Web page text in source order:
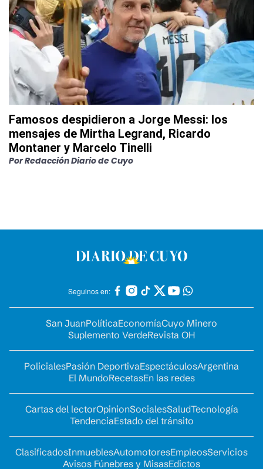
Famosos despidieron a Jorge Messi: los
mensajes de Mirtha Legrand, Ricardo
Montaner y Marcelo Tinelli
PorRedacción Diario de Cuyo
Seguinos en:
San JuanPolíticaEconomíaCuyo Minero
Suplemento VerdeRevista OH
PolicialesPasión DeportivaEspectáculosArgentina
El MundoRecetasEn las redes
Cartas del lectorOpinionSocialesSaludTecnología
TendenciaEstado del tránsito
ClasificadosInmueblesAutomotoresEmpleosServicios
Avisos Fúnebres y MisasEdictos